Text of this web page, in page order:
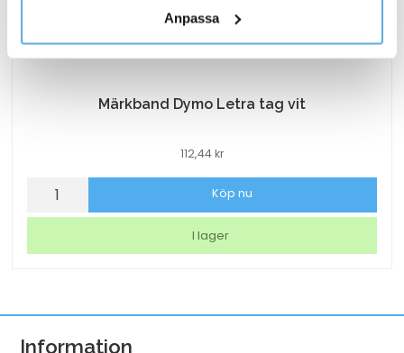
Anpassa
Märkband Dymo Letra tag vit
112,44kr
Märkband
tag
Köp nu
I lager
Information